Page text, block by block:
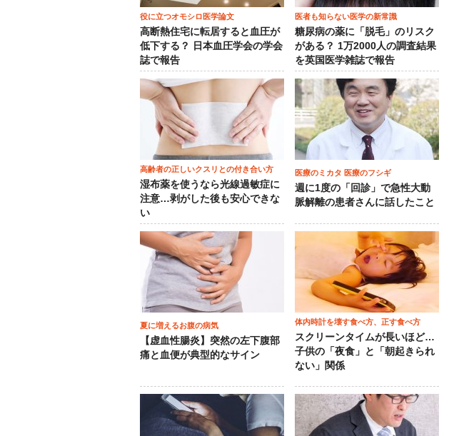
役に立つオモシロ医学論文
高断熱住宅に転居すると血圧が
低下する？ 日本血圧学会の学会
誌で報告
医者も知らない医学の新常識
糖尿病の薬に「脱毛」のリスク
がある？ 1万2000人の調査結果
を英国医学雑誌で報告
高齢者の正しいクスリとの付き合い方
湿布薬を使うなら光線過敏症に
注意…剥がした後も安心できな
い
医療のミカタ 医療のフシギ
週に1度の「回診」で急性大動
脈解離の患者さんに話したこと
夏に増えるお腹の病気
【虚血性腸炎】突然の左下腹部
痛と血便が典型的なサイン
体内時計を壊す食べ方、正す食べ方
スクリーンタイムが長いほど…
子供の「夜食」と「朝起きられ
ない」関係